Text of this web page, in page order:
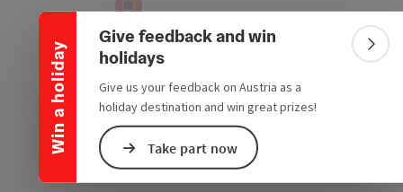
Win a holiday
Give feedback and win
holidays
Give us your feedback on Austria as a
holiday destination and win great prizes!
Take part now